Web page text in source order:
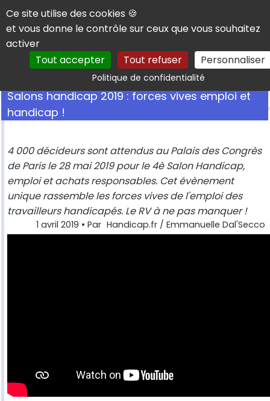
Panneau de gestion des cookies
Ce site utilise des cookies 🍪
et vous donne le contrôle sur ceux que vous souhaitez
activer
Tout accepter
Tout refuser Personnaliser
Politique de confidentialitéRechercher
Salons handicap 2019 : forces vives emploi et
handicap !
4 000 décideurs sont attendus au Palais des Congrès
de Paris le 28 mai 2019 pour le 4è Salon Handicap,
emploi et achats responsables. Cet évènement
unique rassemble les forces vives de l'emploi des
travailleurs handicapés. Le RV à ne pas manquer !
1 avril 2019 • Par Handicap.fr / Emmanuelle Dal'Secco